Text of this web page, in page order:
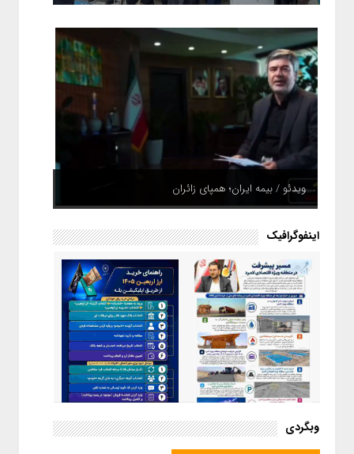
ویدئو / بیمه ایران؛ همپای زائران
اینفوگرافیک
اینفوگرافیک / مسیر پیشرفت در
اینفوگرافیک / راهنمای خرید ارز
اربعین از طریق اپلیکیشن بله
وبگردی